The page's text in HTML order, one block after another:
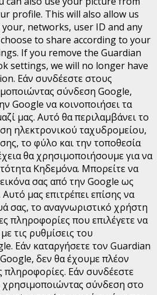
profile. This will also allow us
networks, user ID and any
to share according to your
If you remove the Guardian
settings, we will no longer have
Εάν συνδέεστε στους
σύνδεση Google,
Google να κοινοποιήσει τα
μας. Αυτό θα περιλαμβάνει το
ηλεκτρονικού ταχυδρομείου,
το φύλο και την τοποθεσία
θα χρησιμοποιήσουμε για να
Κηδεμόνα. Μπορείτε να
σας από την Google ως
μας επιτρέπει επίσης να
σας, το αναγνωριστικό χρήστη
πληροφορίες που επιλέγετε να
τις ρυθμίσεις του
Εάν καταργήσετε τον Guardian
δεν θα έχουμε πλέον
πληροφορίες. Εάν συνδέεστε
σύνδεση στο